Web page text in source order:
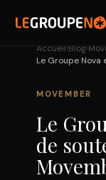
RÉFÉRENCES
NOVA
Accueil›Blog›
MOVEMBER
Le
de